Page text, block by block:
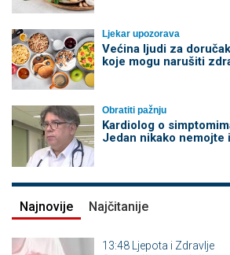
Ljekar upozorava
Većina ljudi za
koje mogu narušiti
Obratiti pažnju
Kardiolog o
Jedan nikako nemojte
Najnovije Najčitanije
13:48 Ljepota i Zdravlje